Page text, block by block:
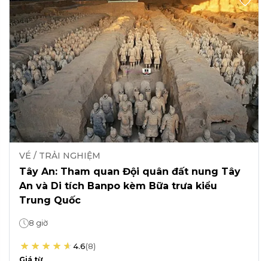
VÉ / TRẢI NGHIỆM
Tây An: Tham quan Đội quân đất nung Tây
An và Di tích Banpo kèm Bữa trưa kiểu
Trung Quốc
8 giờ
4.6(8)